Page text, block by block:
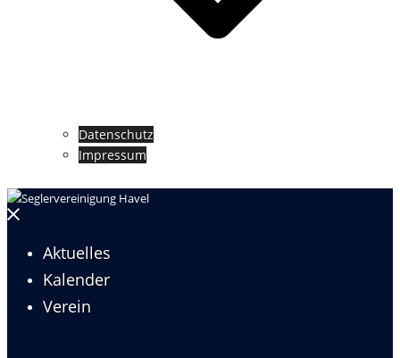
Datenschutz
Impressum
Menü
Aktuelles
Kalender
Verein